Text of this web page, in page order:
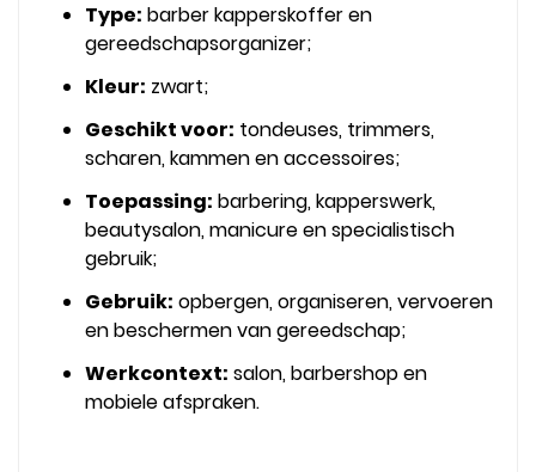
Type: barber kapperskoffer en
gereedschapsorganizer;
Kleur: zwart;
Geschikt voor: tondeuses, trimmers,
scharen, kammen en accessoires;
Toepassing: barbering, kapperswerk,
beautysalon, manicure en specialistisch
gebruik;
Gebruik: opbergen, organiseren, vervoeren
en beschermen van gereedschap;
Werkcontext: salon, barbershop en
mobiele afspraken.